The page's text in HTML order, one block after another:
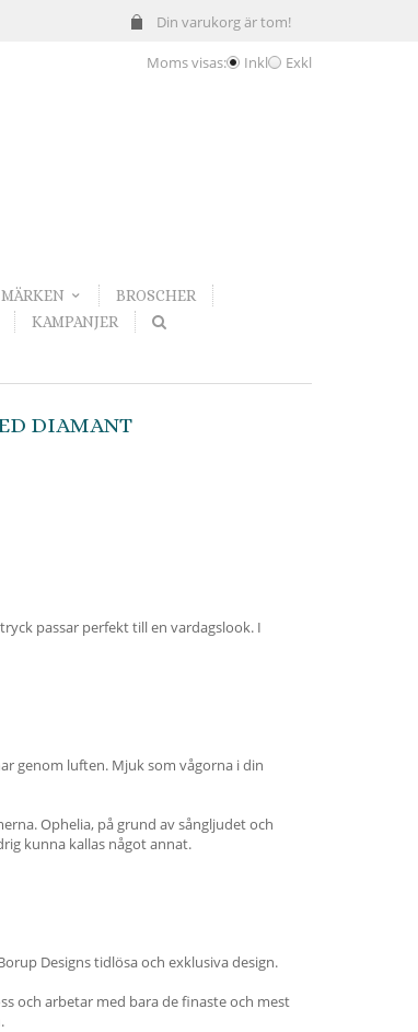
Din varukorg är tom!
Moms visas: Inkl Exkl
MÄRKEN
BROSCHER
KAMPANJER
DIAMANT
passar perfekt till en vardagslook. I
genom luften. Mjuk som vågorna i din
Ophelia, på grund av sångljudet och
kunna kallas något annat.
Designs tidlösa och exklusiva design.
och arbetar med bara de finaste och mest